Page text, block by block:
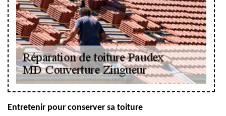
Entretenir pour conserver sa toiture